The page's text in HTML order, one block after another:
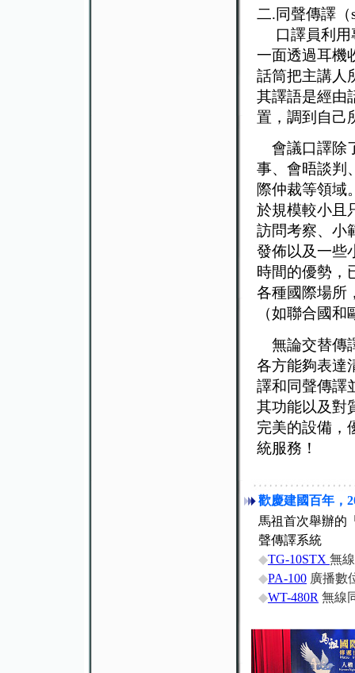
二.同聲傳譯（
口譯員利用
一面透過耳機
話筒把主講人
其譯語是經由
置，調到自己
會議口譯除
事、會晤談判
際仲裁等領域
於規模較小且
訪問考察、小
發佈以及一些
時間的優勢，
各種國際場所
（如聯合國
無論交替傳
各方能夠表達
譯和同聲傳譯
其功能以及對
完美的設備，
統服務！
歡慶建國百年，
馬祖首次舉辦的
聲傳譯系統
◆TG-10STX 無
◆PA-100 廣播數
◆WT-480R 無線